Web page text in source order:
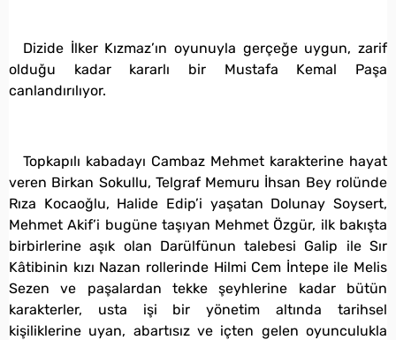
Dizide İlker Kızmaz’ın oyunuyla gerçeğe uygun, zarif
olduğu kadar kararlı bir Mustafa Kemal Paşa
canlandırılıyor.
Topkapılı kabadayı Cambaz Mehmet karakterine hayat
veren Birkan Sokullu, Telgraf Memuru İhsan Bey rolünde
Rıza Kocaoğlu, Halide Edip’i yaşatan Dolunay Soysert,
Mehmet Akif’i bugüne taşıyan Mehmet Özgür, ilk bakışta
birbirlerine aşık olan Darülfünun talebesi Galip ile Sır
Kâtibinin kızı Nazan rollerinde Hilmi Cem İntepe ile Melis
Sezen ve paşalardan tekke şeyhlerine kadar bütün
karakterler, usta işi bir yönetim altında tarihsel
kişiliklerine uyan, abartısız ve içten gelen oyunculukla